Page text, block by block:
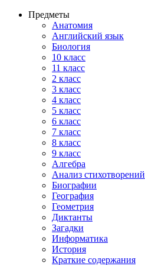
Предметы
Анатомия
Английский язык
Биология
10 класс
11 класс
2 класс
3 класс
4 класс
5 класс
6 класс
7 класс
8 класс
9 класс
Алгебра
Анализ стихотворений
Биографии
География
Геометрия
Диктанты
Загадки
Информатика
История
Краткие содержания